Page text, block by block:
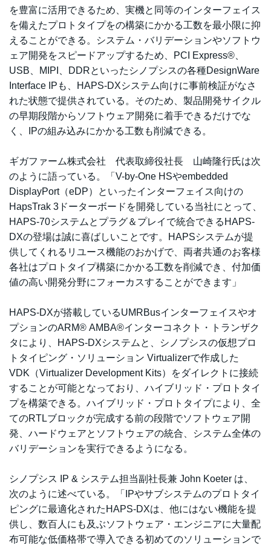
を豊富に活用できるため、実機と同等のインターフェイス
を備えたプロトタイプをの構築にかかる工数を最小限に抑
えることができる。システム・バリデーションやソフトウ
ェア開発をスピードアップするため、PCI Express®、
USB、MIPI、DDRといったシノプシスの各種DesignWare
Interface IPも、HAPS-DXシステム向けに事前検証がなさ
れた状態で提供されている。そのため、製品開発サイクル
の早期段階からソフトウェア開発に着手できるだけでな
く、IPの組み込みにかかる工数も削減できる。
ギガファーム株式会社 代表取締役社長 山崎隆行氏は次
のように語っている。「V-by-One HSやembedded
DisplayPort（eDP）といったインターフェイス向けの
HapsTrak 3ドーターボードを開発している当社にとって、
HAPS-70システムとプラグ＆プレイで統合できるHAPS-
DXの登場は誠に喜ばしいことです。HAPSシステムが提
供してくれるリユース機能のおかげで、両者共通のお客様
各社はプロトタイプ構築にかかる工数を削減でき、付加価
値の高い開発分野にフォーカスすることができます」
HAPS-DXが搭載しているUMRBusインターフェイスやオ
プションのARM® AMBA®インターコネクト・トランザク
タにより、HAPS-DXシステムと、シノプシスの仮想プロ
トタイピング・ソリューション Virtualizerで作成した
VDK（Virtualizer Development Kits）をダイレクトに接続
することが可能となっており、ハイブリッド・プロトタイ
プを構築できる。ハイブリッド・プロトタイプにより、全
てのRTLブロックが完成する前の段階でソフトウェア開
発、ハードウェアとソフトウェアの統合、システム全体の
バリデーションを実行できるようになる。
シノプシス IP & システム担当副社長兼 John Koeter は、
次のように述べている。「IPやサブシステムのプロトタイ
ピングに最適化されたHAPS-DXは、他にはない機能を提
供し、数百人にも及ぶソフトウェア・エンジニアに大量配
布可能な低価格帯で導入できる初めてのソリューションで